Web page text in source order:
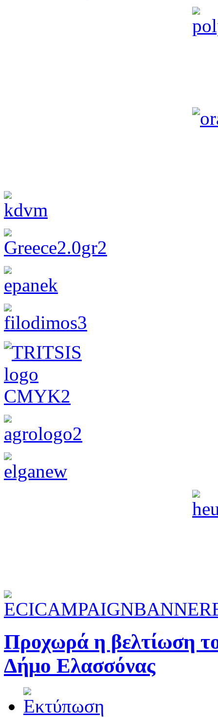
Προχωρά η βελτίωση
Δήμο Ελασσόνας